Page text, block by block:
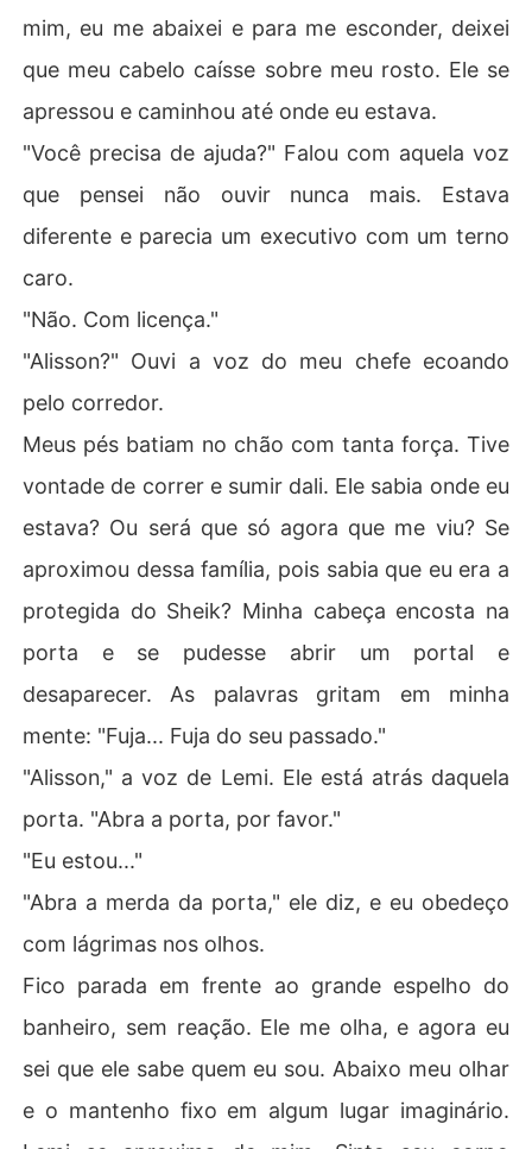
mim, eu me abaixei e para me esconder, deixei
que meu cabelo caísse sobre meu rosto. Ele se
apressou e caminhou até onde eu estava.
"Você precisa de ajuda?" Falou com aquela voz
que pensei não ouvir nunca mais. Estava
diferente e parecia um executivo com um terno
caro.
"Não. Com licença."
"Alisson?" Ouvi a voz do meu chefe ecoando
pelo corredor.
Meus pés batiam no chão com tanta força. Tive
vontade de correr e sumir dali. Ele sabia onde eu
estava? Ou será que só agora que me viu? Se
aproximou dessa família, pois sabia que eu era a
protegida do Sheik? Minha cabeça encosta na
porta e se pudesse abrir um portal e
desaparecer. As palavras gritam em minha
mente: "Fuja... Fuja do seu passado."
"Alisson," a voz de Lemi. Ele está atrás daquela
porta. "Abra a porta, por favor."
"Eu estou..."
"Abra a merda da porta," ele diz, e eu obedeço
com lágrimas nos olhos.
Fico parada em frente ao grande espelho do
banheiro, sem reação. Ele me olha, e agora eu
sei que ele sabe quem eu sou. Abaixo meu olhar
e o mantenho fixo em algum lugar imaginário.